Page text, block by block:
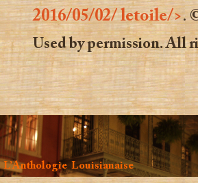
2016/05/02/ letoile/>.
Used by permission. All
L’Anthologie Louisianaise